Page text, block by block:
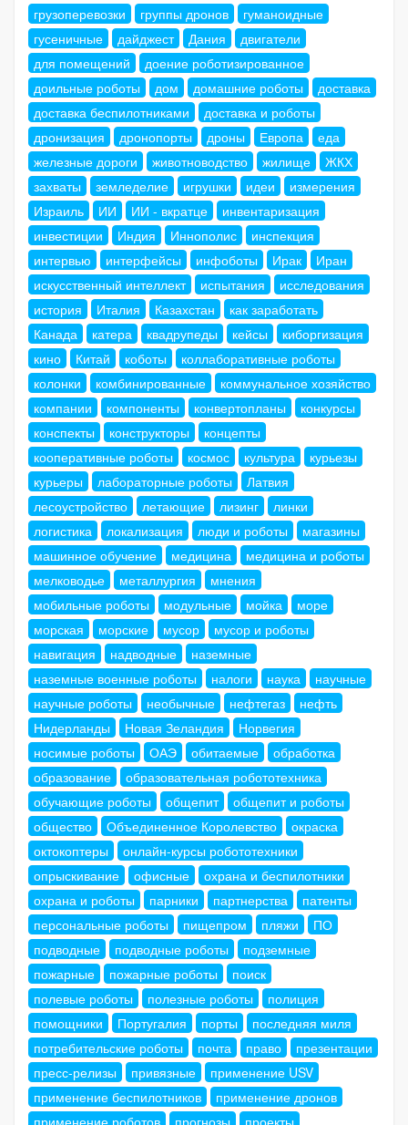
грузоперевозки
группы дронов
гуманоидные
гусеничные
дайджест Дания
двигатели
для помещений
доение роботизированное
доильные роботы
дом домашние роботы
доставка
доставка беспилотниками
доставка и роботы
дронизация
дронопорты дроны Европа
еда
железные дороги
животноводство жилище
ЖКХ
захваты
земледелие игрушки идеи
измерения
Израиль
ИИ ИИ - вкратце
инвентаризация
инвестиции
Индия Иннополис
инспекция
интервью
интерфейсы инфоботы Ирак
Иран
искусственный интеллект
испытания
исследования
история
Италия Казахстан
как заработать
Канада
катера квадрупеды кейсы
киборгизация
кино
Китай коботы
коллаборативные роботы
колонки
комбинированные
коммунальное хозяйство
компании
компоненты конвертопланы
конкурсы
конспекты
конструкторы
концепты
кооперативные роботы
космос культура
курьезы
курьеры
лабораторные роботы
Латвия
лесоустройство
летающие лизинг
линки
логистика
локализация люди и роботы
магазины
машинное обучение
медицина
медицина и роботы
мелководье
металлургия
мнения
мобильные роботы
модульные мойка
море
морская
морские мусор
мусор и роботы
навигация
надводные
наземные
наземные военные роботы
налоги наука
научные
научные роботы
необычные нефтегаз
нефть
Нидерланды
Новая Зеландия
Норвегия
носимые роботы
ОАЭ обитаемые
обработка
образование
образовательная робототехника
обучающие роботы
общепит
общепит и роботы
общество
Объединенное Королевство
окраска
октокоптеры
онлайн-курсы робототехники
опрыскивание
офисные
охрана и беспилотники
охрана и роботы
парники партнерства
патенты
персональные роботы
пищепром пляжи
ПО
подводные
подводные роботы
подземные
пожарные
пожарные роботы
поиск
полевые роботы
полезные роботы
полиция
помощники
Португалия порты
последняя миля
потребительские роботы
почта право
презентации
пресс-релизы
привязные
применение USV
применение беспилотников
применение дронов